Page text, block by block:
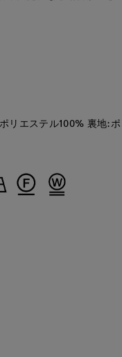
リエステル100% 裏地: